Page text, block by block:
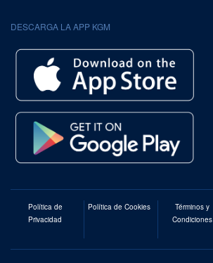
DESCARGA LA APP KGM
Política de
Privacidad
Política de Cookies
Términos y
Condiciones